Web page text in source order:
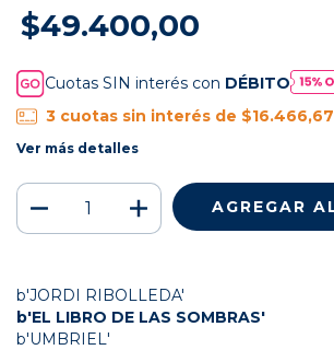
$49.400,00
Cuotas SIN interés con DÉBITO
3 cuotas sin interés de $16.466,67
Ver más detalles
b'JORDI RIBOLLEDA'
b'EL LIBRO DE LAS SOMBRAS'
b'UMBRIEL'